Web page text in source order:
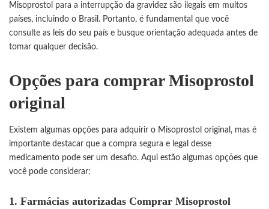
Misoprostol para a interrupção da gravidez são ilegais em muitos
países, incluindo o Brasil. Portanto, é fundamental que você
consulte as leis do seu país e busque orientação adequada antes de
tomar qualquer decisão.
Opções para comprar Misoprostol
original
Existem algumas opções para adquirir o Misoprostol original, mas é
importante destacar que a compra segura e legal desse
medicamento pode ser um desafio. Aqui estão algumas opções que
você pode considerar:
1. Farmácias autorizadas Comprar Misoprostol